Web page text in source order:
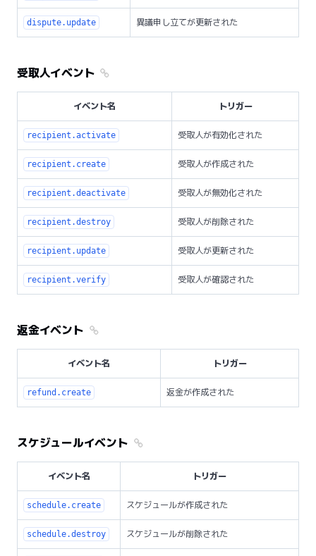
dispute.update 異議申し立てが更新された
受取人イベント
イベント名 トリガー
recipient.activate 受取人が有効化された
recipient.create 受取人が作成された
recipient.deactivate 受取人が無効化された
recipient.destroy 受取人が削除された
recipient.update 受取人が更新された
recipient.verify 受取人が確認された
返金イベント
イベント名 トリガー
refund.create 返金が作成された
スケジュールイベント
イベント名 トリガー
schedule.create スケジュールが作成された
schedule.destroy スケジュールが削除された